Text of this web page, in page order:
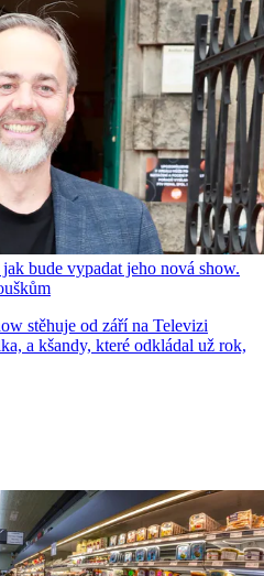
bude vypadat jeho nová show.
stěhuje od září na Televizi
a kšandy, které odkládal už rok,